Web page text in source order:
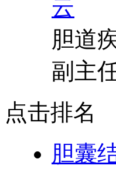
胆道
副主
点击排名
胆囊